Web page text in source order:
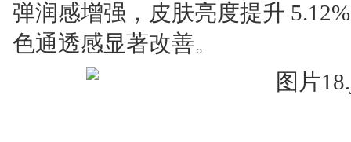
弹润感增强，皮肤亮度提升
色通透感显著改善。